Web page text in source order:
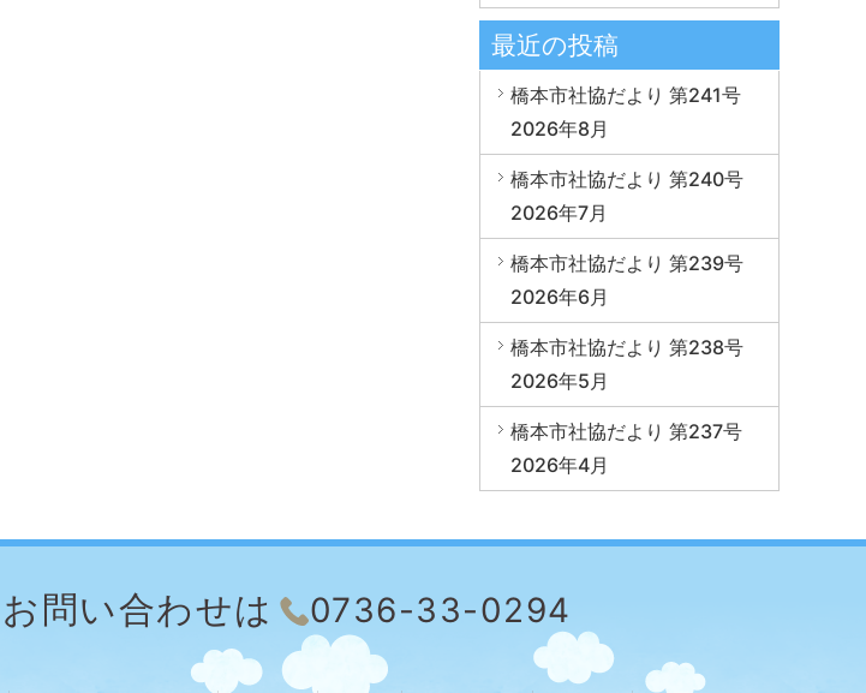
最近の投稿
橋本市社協だより 第241号
2026年8月
橋本市社協だより 第240号
2026年7月
橋本市社協だより 第239号
2026年6月
橋本市社協だより 第238号
2026年5月
橋本市社協だより 第237号
2026年4月
お問い合わせは 0736-33-0294